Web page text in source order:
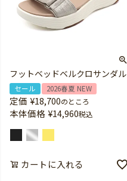
フットベッドベルクロサンダル
セール 2026春夏 NEW
定価 ¥18,700のところ
本体価格 ¥14,960税込
カートに入れる